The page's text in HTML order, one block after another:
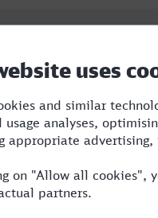
7:08